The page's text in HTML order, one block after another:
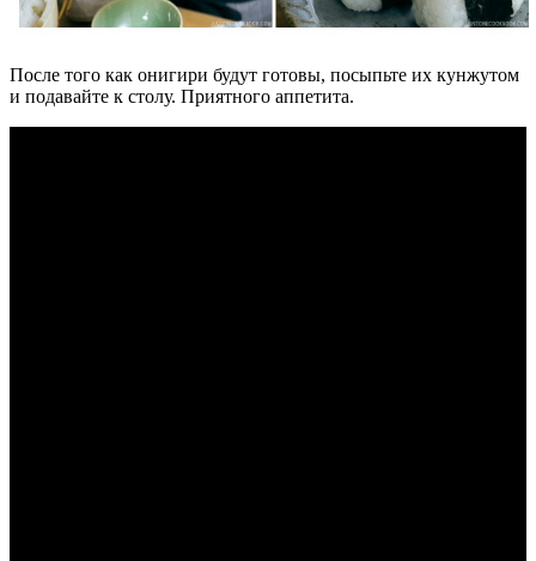
После того как онигири будут готовы, посыпьте их кунжутом
и подавайте к столу. Приятного аппетита.